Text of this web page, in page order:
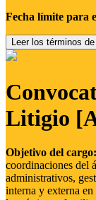
Fecha límite para
Leer los términos
Litigio
Objetivo del cargo:
coordinaciones del
administrativos,
interna y externa